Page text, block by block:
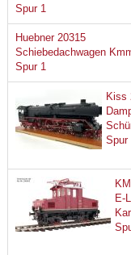
Spur 1
Huebner 20315
Schiebedachwagen
Spur 1
Kiss
Spur
E-